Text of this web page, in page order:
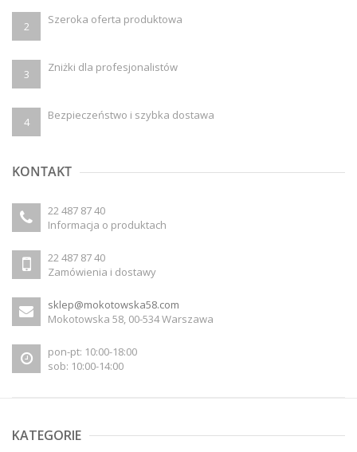
2 Szeroka oferta produktowa
3 Zniżki dla profesjonalistów
4 Bezpieczeństwo i szybka dostawa
KONTAKT
22 487 87 40
Informacja o produktach
22 487 87 40
Zamówienia i dostawy
sklep@mokotowska58.com
Mokotowska 58, 00-534 Warszawa
pon-pt: 10:00-18:00
sob: 10:00-14:00
KATEGORIE